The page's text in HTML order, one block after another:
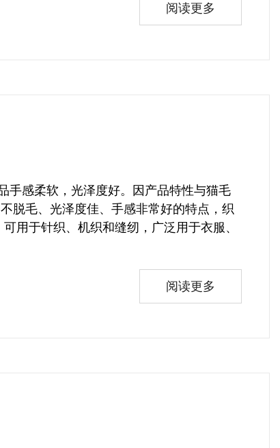
阅读更多
手感柔软，光泽度好。因产品特性与猫毛
脱毛、光泽度佳、手感非常好的特点，织
用于针织、机织和缝纫，广泛用于衣服、
阅读更多